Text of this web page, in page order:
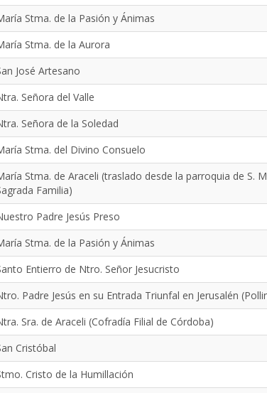
Stma. de la Pasión y Ánimas
Stma. de la Aurora
José Artesano
Señora del Valle
Señora de la Soledad
Stma. del Divino Consuelo
Stma. de Araceli (traslado desde la parroquia de S.
Familia)
Padre Jesús Preso
Stma. de la Pasión y Ánimas
Entierro de Ntro. Señor Jesucristo
Padre Jesús en su Entrada Triunfal en Jerusalén
Sra. de Araceli (Cofradía Filial de Córdoba)
Cristóbal
Cristo de la Humillación